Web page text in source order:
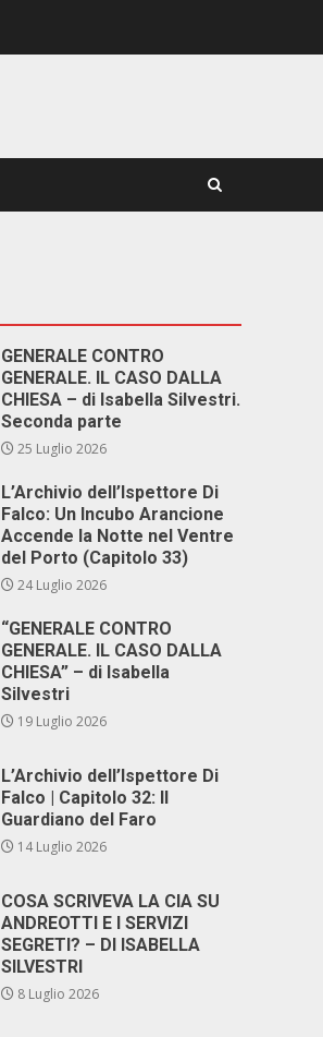
GENERALE CONTRO
GENERALE. IL CASO DALLA
CHIESA – di Isabella Silvestri.
Seconda parte
25 Luglio 2026
L’Archivio dell’Ispettore Di
Falco: Un Incubo Arancione
Accende la Notte nel Ventre
del Porto (Capitolo 33)
24 Luglio 2026
“GENERALE CONTRO
GENERALE. IL CASO DALLA
CHIESA” – di Isabella
Silvestri
19 Luglio 2026
L’Archivio dell’Ispettore Di
Falco | Capitolo 32: Il
Guardiano del Faro
14 Luglio 2026
COSA SCRIVEVA LA CIA SU
ANDREOTTI E I SERVIZI
SEGRETI? – DI ISABELLA
SILVESTRI
8 Luglio 2026